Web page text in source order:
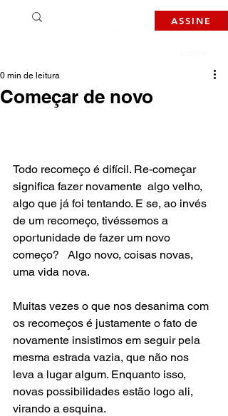
ASSINE
Começar de novo
0 min de leitura
Todo recomeço é difícil. Re-começar
significa fazer novamente  algo velho,
algo que já foi tentando. E se, ao invés
de um recomeço, tivéssemos a
oportunidade de fazer um novo
começo?   Algo novo, coisas novas,
uma vida nova.
Muitas vezes o que nos desanima com
os recomeços é justamente o fato de
novamente insistimos em seguir pela
mesma estrada vazia, que não nos
leva a lugar algum. Enquanto isso,
novas possibilidades estão logo ali,
virando a esquina.